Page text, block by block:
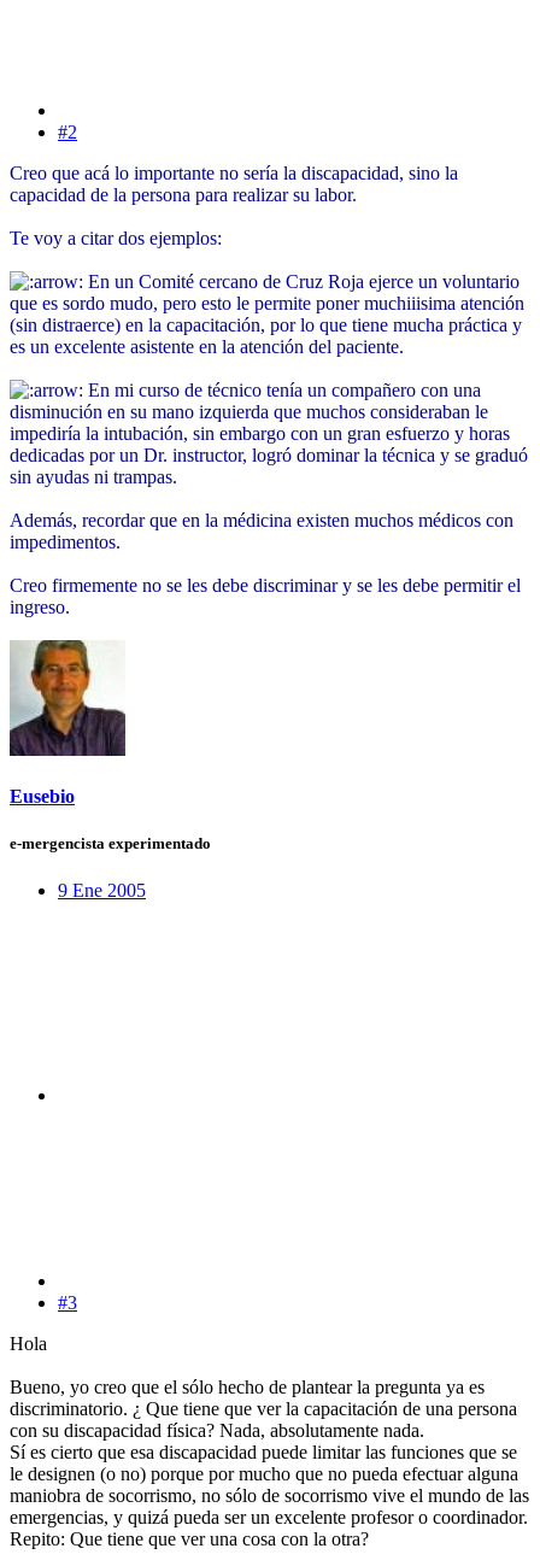
#2
Creo que acá lo importante no sería la discapacidad, sino la
capacidad de la persona para realizar su labor.
Te voy a citar dos ejemplos:
En un Comité cercano de Cruz Roja ejerce un voluntario
que es sordo mudo, pero esto le permite poner muchiiisima atención
(sin distraerce) en la capacitación, por lo que tiene mucha práctica y
es un excelente asistente en la atención del paciente.
En mi curso de técnico tenía un compañero con una
disminución en su mano izquierda que muchos consideraban le
impediría la intubación, sin embargo con un gran esfuerzo y horas
dedicadas por un Dr. instructor, logró dominar la técnica y se graduó
sin ayudas ni trampas.
Además, recordar que en la médicina existen muchos médicos con
impedimentos.
Creo firmemente no se les debe discriminar y se les debe permitir el
ingreso.
Eusebio
e-mergencista experimentado
9 Ene 2005
#3
Hola
Bueno, yo creo que el sólo hecho de plantear la pregunta ya es
discriminatorio. ¿ Que tiene que ver la capacitación de una persona
con su discapacidad física? Nada, absolutamente nada.
Sí es cierto que esa discapacidad puede limitar las funciones que se
le designen (o no) porque por mucho que no pueda efectuar alguna
maniobra de socorrismo, no sólo de socorrismo vive el mundo de las
emergencias, y quizá pueda ser un excelente profesor o coordinador.
Repito: Que tiene que ver una cosa con la otra?